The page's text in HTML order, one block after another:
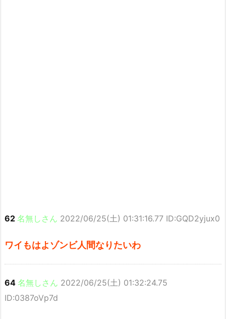
62 名無しさん 2022/06/25(土) 01:31:16.77 ID:GQD2yjux0
ワイもはよゾンビ人間なりたいわ
64 名無しさん 2022/06/25(土) 01:32:24.75
ID:0387oVp7d